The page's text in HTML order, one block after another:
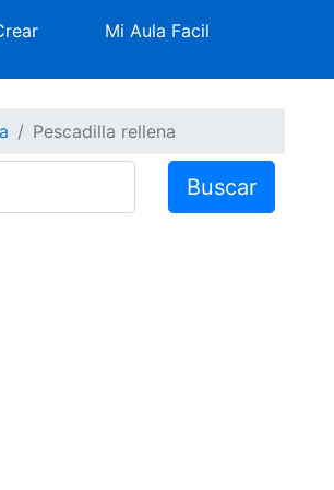
Mi Aula Facil
Pescadilla rellena
Buscar